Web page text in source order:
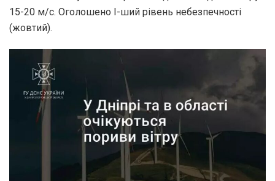
15-20 м/с. Оголошено І-ший рівень небезпечності
(жовтий).